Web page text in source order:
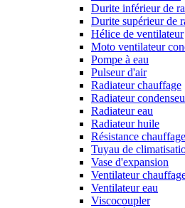
Durite inférieur de
Durite supérieur de
Hélice de ventilateur
Moto ventilateur
Pompe à eau
Pulseur d'air
Radiateur chauffage
Radiateur
Radiateur eau
Radiateur huile
Résistance chauffage
Tuyau de
Vase d'expansion
Ventilateur
Ventilateur eau
Viscocoupler